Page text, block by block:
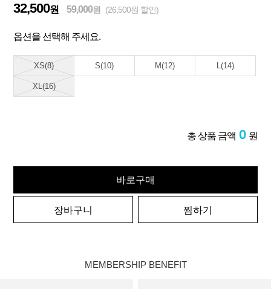
32,500원 59,000원 (26,500원 할인)
옵션을 선택해 주세요.
XS(8) S(10) M(12) L(14)
XL(16)
총 상품 금액 0 원
바로구매
장바구니 찜하기
MEMBERSHIP BENEFIT